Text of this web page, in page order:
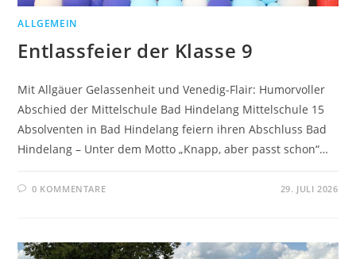
ALLGEMEIN
Entlassfeier der Klasse 9
Mit Allgäuer Gelassenheit und Venedig-Flair: Humorvoller
Abschied der Mittelschule Bad Hindelang Mittelschule 15
Absolventen in Bad Hindelang feiern ihren Abschluss Bad
Hindelang – Unter dem Motto „Knapp, aber passt schon“…
0 KOMMENTARE 29. JULI 2026